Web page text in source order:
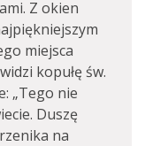
Z okien
miejsca
kopułę św.
„Tego nie
Duszę
na